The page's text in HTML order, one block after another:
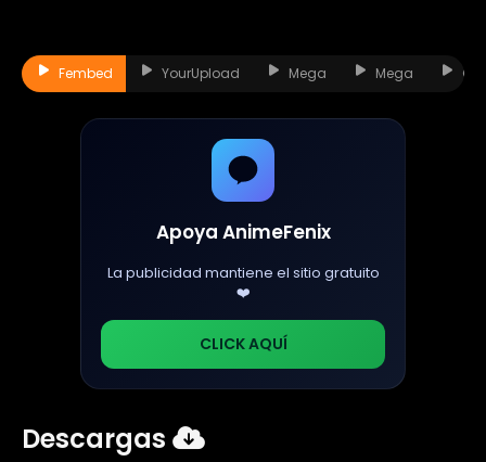
Fembed YourUpload Mega Mega
Apoya AnimeFenix
La publicidad mantiene el sitio gratuito
❤️
CLICK AQUÍ
Descargas